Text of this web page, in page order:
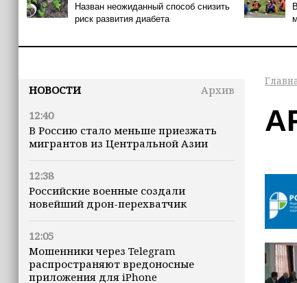
Назван неожиданный способ снизить
риск развития диабета
НОВОСТИ
Архив
12:40
В Россию стало меньше приезжать
мигрантов из Центральной Азии
12:38
Российские военные создали
новейший дрон-перехватчик
12:05
Мошенники через Telegram
распространяют вредоносные
приложения для iPhone